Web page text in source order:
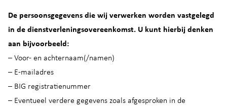
De persoonsgegevens die wij verwerken worden vastgelegd
in de dienstverleningsovereenkomst. U kunt hierbij denken
aan bijvoorbeeld:
– Voor- en achternaam(/namen)
– E-mailadres
– BIG registratienummer
– Eventueel verdere gegevens zoals afgesproken in de